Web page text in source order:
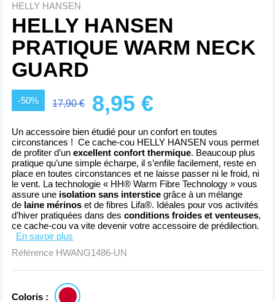
HELLY HANSEN
HELLY HANSEN
PRATIQUE WARM NECK
GUARD
-50% 17,90 € 8,95 €
Un accessoire bien étudié pour un confort en toutes
circonstances ! Ce cache-cou HELLY HANSEN vous permet
de profiter d’un excellent confort thermique. Beaucoup plus
pratique qu’une simple écharpe, il s’enfile facilement, reste en
place en toutes circonstances et ne laisse passer ni le froid, ni
le vent. La technologie « HH® Warm Fibre Technology » vous
assure une isolation sans interstice grâce à un mélange
de laine mérinos et de fibres Lifa®. Idéales pour vos activités
d’hiver pratiquées dans des conditions froides et venteuses,
ce cache-cou va vite devenir votre accessoire de prédilection.
En savoir plus
Référence HWANG1486-UN
Coloris :